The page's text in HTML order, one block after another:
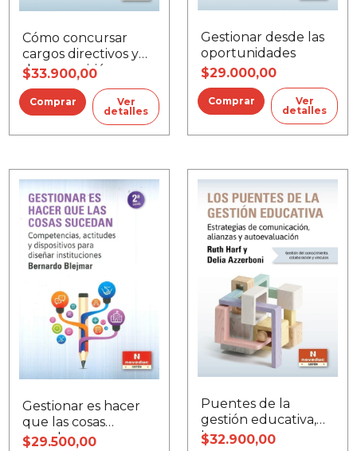
Cómo concursar
cargos directivos y
de supervisión
$33.900,00
Ver
detalles
Gestionar desde las
oportunidades
$29.000,00
Ver
detalles
Gestionar es hacer
que las cosas
sucedan
$29.500,00
Puentes de la
gestión educativa,
Los
$32.900,00